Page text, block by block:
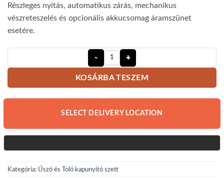
Részleges nyitás, automatikus zárás, mechanikus
vészreteszelés és opcionális akkucsomag áramszünet
esetére.
Sommer Runner + úszókapu nyitó
KOSÁRBA TESZEM
SELECT DELIVERY LOCATION
Kategória: Úszó és Toló kapunyitó szett